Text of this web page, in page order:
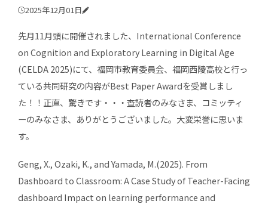
2025年12月01日
先月11月頭に開催されました、International Conference
on Cognition and Exploratory Learning in Digital Age
(CELDA 2025)にて、福岡市教育委員会、福岡西陵高校と行っ
ている共同研究の内容がBest Paper Awardを受賞しまし
た！！正直、驚きです・・・査読者のみなさま、コミッティ
ーのみなさま、ありがとうございました。大変栄誉に思いま
す。
Geng, X., Ozaki, K., and Yamada, M.(2025). From
Dashboard to Classroom: A Case Study of Teacher-Facing
dashboard Impact on learning performance and